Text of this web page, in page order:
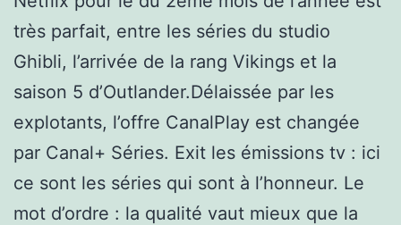
très parfait, entre les séries du studio
Ghibli, l’arrivée de la rang Vikings et la
saison 5 d’Outlander.Délaissée par les
explotants, l’offre CanalPlay est changée
par Canal+ Séries. Exit les émissions tv : ici
ce sont les séries qui sont à l’honneur. Le
mot d’ordre : la qualité vaut mieux que la